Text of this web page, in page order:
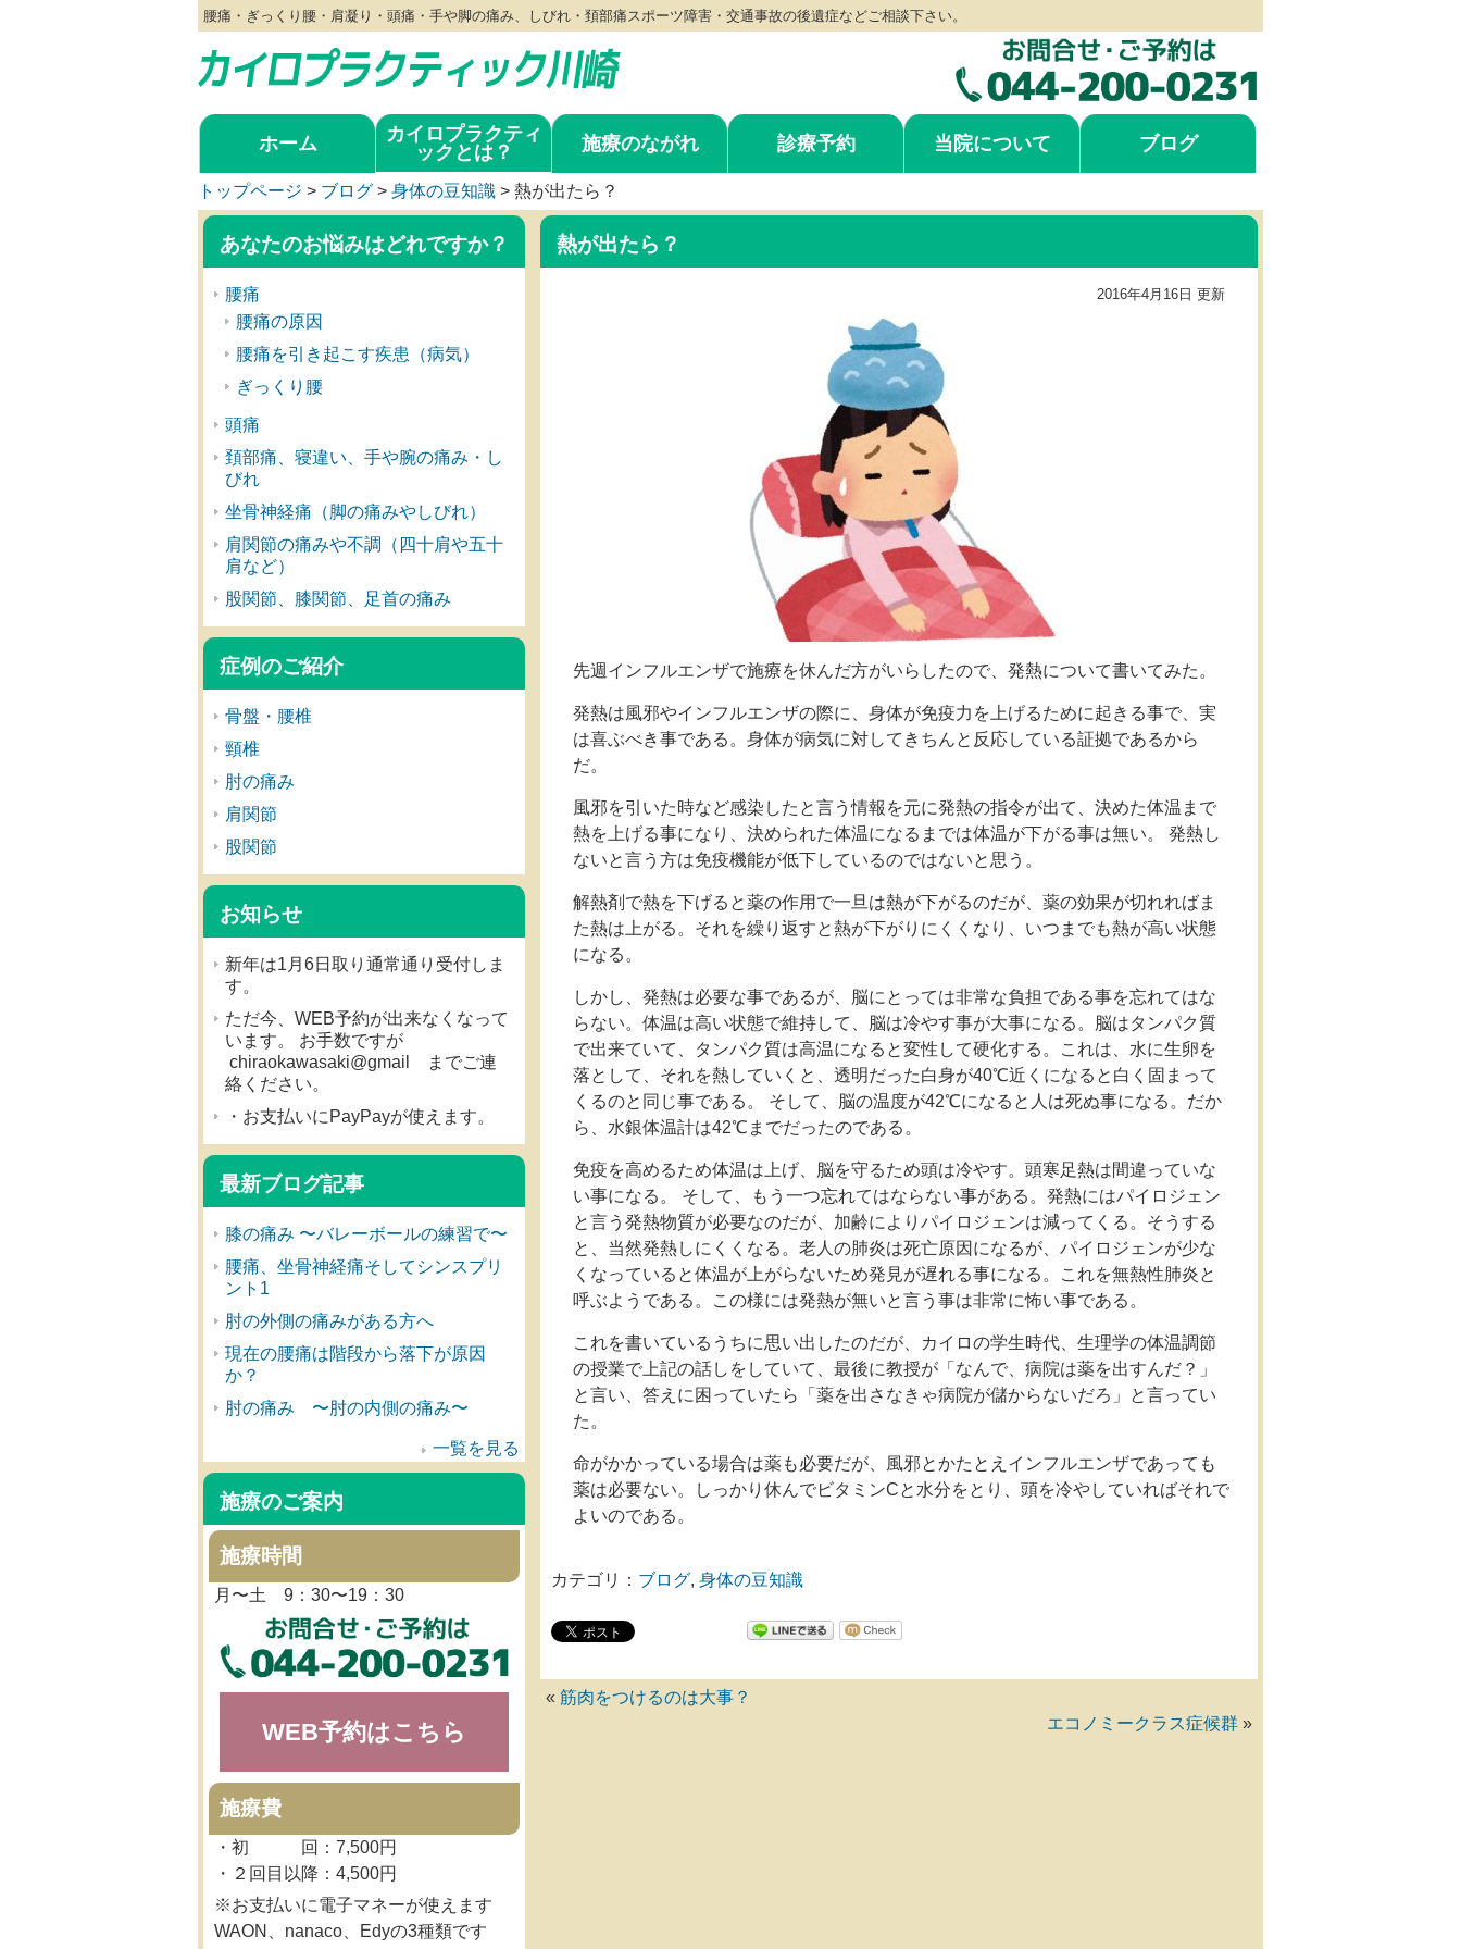
腰痛・ぎっくり腰・肩凝り・頭痛・手や脚の痛み、しびれ・頚部痛スポーツ障害・交通事故の後遺症などご相談下さい。
ホーム
カイロプラクティ
ックとは？
施療のながれ 診療予約 当院について ブログ
トップページ > ブログ > 身体の豆知識 > 熱が出たら？
熱が出たら？
2016年4月16日 更新
先週インフルエンザで施療を休んだ方がいらしたので、発熱について書いてみた。
発熱は風邪やインフルエンザの際に、身体が免疫力を上げるために起きる事で、実
は喜ぶべき事である。身体が病気に対してきちんと反応している証拠であるから
だ。
風邪を引いた時など感染したと言う情報を元に発熱の指令が出て、決めた体温まで
熱を上げる事になり、決められた体温になるまでは体温が下がる事は無い。 発熱し
ないと言う方は免疫機能が低下しているのではないと思う。
解熱剤で熱を下げると薬の作用で一旦は熱が下がるのだが、薬の効果が切れればま
た熱は上がる。それを繰り返すと熱が下がりにくくなり、いつまでも熱が高い状態
になる。
しかし、発熱は必要な事であるが、脳にとっては非常な負担である事を忘れてはな
らない。体温は高い状態で維持して、脳は冷やす事が大事になる。脳はタンパク質
で出来ていて、タンパク質は高温になると変性して硬化する。これは、水に生卵を
落として、それを熱していくと、透明だった白身が40℃近くになると白く固まって
くるのと同じ事である。 そして、脳の温度が42℃になると人は死ぬ事になる。だか
ら、水銀体温計は42℃までだったのである。
免疫を高めるため体温は上げ、脳を守るため頭は冷やす。頭寒足熱は間違っていな
い事になる。 そして、もう一つ忘れてはならない事がある。発熱にはパイロジェン
と言う発熱物質が必要なのだが、加齢によりパイロジェンは減ってくる。そうする
と、当然発熱しにくくなる。老人の肺炎は死亡原因になるが、パイロジェンが少な
くなっていると体温が上がらないため発見が遅れる事になる。これを無熱性肺炎と
呼ぶようである。この様には発熱が無いと言う事は非常に怖い事である。
これを書いているうちに思い出したのだが、カイロの学生時代、生理学の体温調節
の授業で上記の話しをしていて、最後に教授が「なんで、病院は薬を出すんだ？」
と言い、答えに困っていたら「薬を出さなきゃ病院が儲からないだろ」と言ってい
た。
命がかかっている場合は薬も必要だが、風邪とかたとえインフルエンザであっても
薬は必要ない。しっかり休んでビタミンCと水分をとり、頭を冷やしていればそれで
よいのである。
カテゴリ： ブログ,身体の豆知識
«筋肉をつけるのは大事？
エコノミークラス症候群 »
あなたのお悩みはどれですか？
腰痛
腰痛の原因
腰痛を引き起こす疾患（病気）
ぎっくり腰
頭痛
頚部痛、寝違い、手や腕の痛み・し
びれ
坐骨神経痛（脚の痛みやしびれ）
肩関節の痛みや不調（四十肩や五十
肩など）
股関節、膝関節、足首の痛み
症例のご紹介
骨盤・腰椎
頸椎
肘の痛み
肩関節
股関節
お知らせ
新年は1月6日取り通常通り受付しま
す。
ただ今、WEB予約が出来なくなって
います。 お手数ですが
chiraokawasaki@gmail までご連
絡ください。
・お支払いにPayPayが使えます。
最新ブログ記事
膝の痛み 〜バレーボールの練習で〜
腰痛、坐骨神経痛そしてシンスプリ
ント1
肘の外側の痛みがある方へ
現在の腰痛は階段から落下が原因
か？
肘の痛み 〜肘の内側の痛み〜
一覧を見る
施療のご案内
施療時間
月〜土 9：30〜19：30
WEB予約はこちら
施療費
・初 回：7,500円
・２回目以降：4,500円
※お支払いに電子マネーが使えます
WAON、nanaco、Edyの3種類です